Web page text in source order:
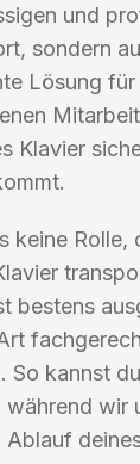
und
sondern
Lösung für
Klavier
keine Rolle,
bestens
So kannst
während wir
Ablauf